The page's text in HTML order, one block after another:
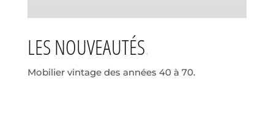
LES NOUVEAUTÉS
Mobilier vintage des années 40 à 70.